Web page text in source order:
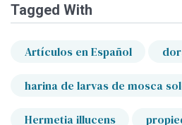
Tagged With
Artículos en Español
harina de larvas de mosca
Hermetia illucens